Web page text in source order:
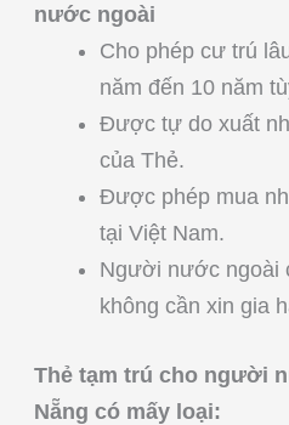
nước ngoài
Cho phép cư trú
năm đến 10 năm
Được tự do xuất
của Thẻ.
Được phép mua
tại Việt Nam.
Người nước ngoài
không cần xin gia
Thẻ tạm trú cho người
Nẵng có mấy loại: